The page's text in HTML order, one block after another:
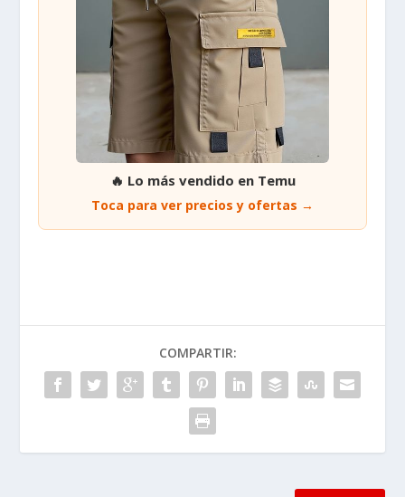
🔥 Lo más vendido en Temu
Toca para ver precios y ofertas →
COMPARTIR: